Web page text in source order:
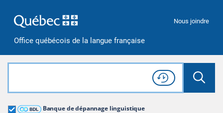
Office québécois de la langue française
Nous joindre
Rechercher dans tout le site
Lancer
Consulter l'
Historique
de recherche
Banque de dépannage linguistique
Grand dictionnaire terminologique